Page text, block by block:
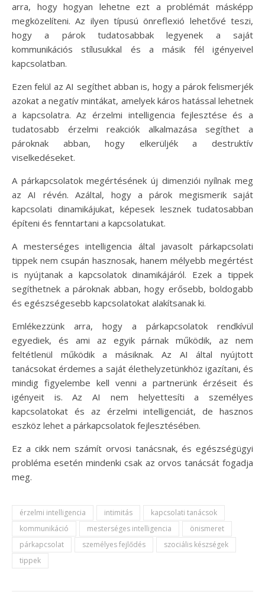
arra, hogy hogyan lehetne ezt a problémát másképp
megközelíteni. Az ilyen típusú önreflexió lehetővé teszi,
hogy a párok tudatosabbak legyenek a saját
kommunikációs stílusukkal és a másik fél igényeivel
kapcsolatban.
Ezen felül az AI segíthet abban is, hogy a párok felismerjék
azokat a negatív mintákat, amelyek káros hatással lehetnek
a kapcsolatra. Az érzelmi intelligencia fejlesztése és a
tudatosabb érzelmi reakciók alkalmazása segíthet a
pároknak abban, hogy elkerüljék a destruktív
viselkedéseket.
A párkapcsolatok megértésének új dimenziói nyílnak meg
az AI révén. Azáltal, hogy a párok megismerik saját
kapcsolati dinamikájukat, képesek lesznek tudatosabban
építeni és fenntartani a kapcsolatukat.
A mesterséges intelligencia által javasolt párkapcsolati
tippek nem csupán hasznosak, hanem mélyebb megértést
is nyújtanak a kapcsolatok dinamikájáról. Ezek a tippek
segíthetnek a pároknak abban, hogy erősebb, boldogabb
és egészségesebb kapcsolatokat alakítsanak ki.
Emlékezzünk arra, hogy a párkapcsolatok rendkívül
egyediek, és ami az egyik párnak működik, az nem
feltétlenül működik a másiknak. Az AI által nyújtott
tanácsokat érdemes a saját élethelyzetünkhöz igazítani, és
mindig figyelembe kell venni a partnerünk érzéseit és
igényeit is. Az AI nem helyettesíti a személyes
kapcsolatokat és az érzelmi intelligenciát, de hasznos
eszköz lehet a párkapcsolatok fejlesztésében.
Ez a cikk nem számít orvosi tanácsnak, és egészségügyi
probléma esetén mindenki csak az orvos tanácsát fogadja
meg.
érzelmi intelligencia intimitás
kapcsolati tanácsok
kommunikáció
mesterséges intelligencia
önismeret
párkapcsolat
személyes fejlődés
szociális készségek
tippek